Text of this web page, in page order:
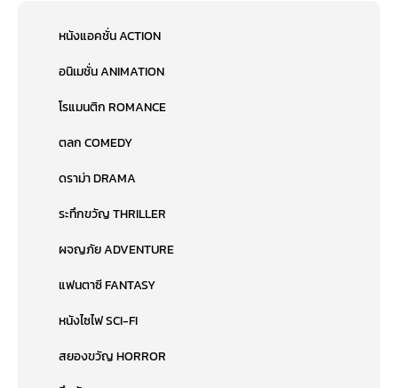
หนังแอคชั่น ACTION
อนิเมชั่น ANIMATION
โรแมนติก ROMANCE
ตลก COMEDY
ดราม่า DRAMA
ระทึกขวัญ THRILLER
ผจญภัย ADVENTURE
แฟนตาซี FANTASY
หนังไซไฟ SCI-FI
สยองขวัญ HORROR